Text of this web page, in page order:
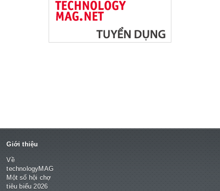
Giới thiệu
Về
technologyMAG
Một số hội chợ
tiêu biểu 2026